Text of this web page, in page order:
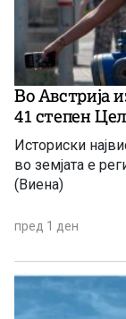
Во Австрија
41 степен
Историски
во земјата е
(Виена)
пред 1 ден